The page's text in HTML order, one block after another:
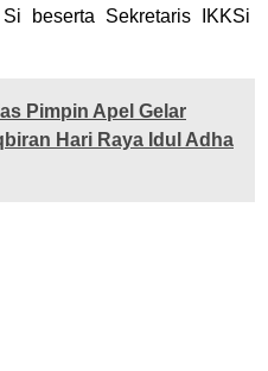
beserta Sekretaris IKKSi
Pimpin Apel Gelar
Hari Raya Idul Adha